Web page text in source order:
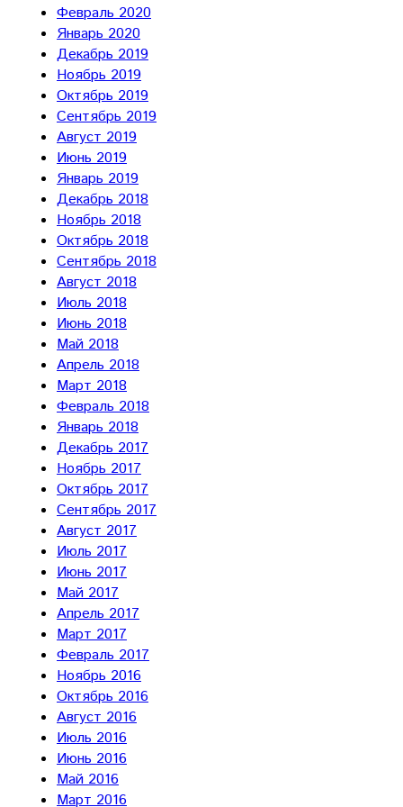
Февраль 2020
Январь 2020
Декабрь 2019
Ноябрь 2019
Октябрь 2019
Сентябрь 2019
Август 2019
Июнь 2019
Январь 2019
Декабрь 2018
Ноябрь 2018
Октябрь 2018
Сентябрь 2018
Август 2018
Июль 2018
Июнь 2018
Май 2018
Апрель 2018
Март 2018
Февраль 2018
Январь 2018
Декабрь 2017
Ноябрь 2017
Октябрь 2017
Сентябрь 2017
Август 2017
Июль 2017
Июнь 2017
Май 2017
Апрель 2017
Март 2017
Февраль 2017
Ноябрь 2016
Октябрь 2016
Август 2016
Июль 2016
Июнь 2016
Май 2016
Март 2016